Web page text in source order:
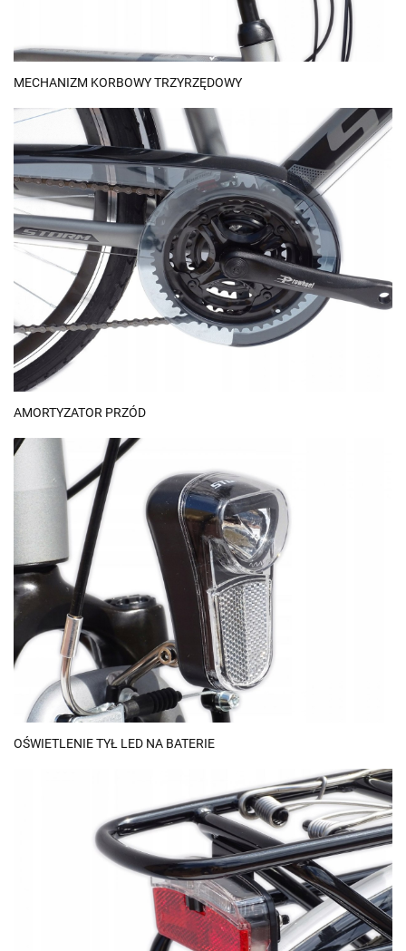
MECHANIZM KORBOWY TRZYRZĘDOWY
AMORTYZATOR PRZÓD
OŚWIETLENIE TYŁ LED NA BATERIE